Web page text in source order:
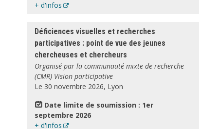
+ d'infos
Déficiences visuelles et recherches
participatives : point de vue des jeunes
chercheuses et chercheurs
Organisé par la communauté mixte de recherche
(CMR) Vision participative
Le 30 novembre 2026, Lyon
Date limite de soumission : 1er
septembre 2026
+ d'infos